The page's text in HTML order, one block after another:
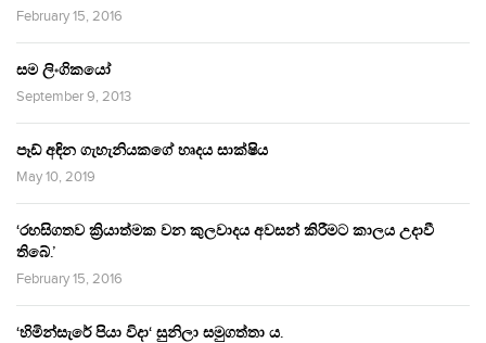
February 15, 2016
සම ලිංගිකයෝ
September 9, 2013
පෑඩ් අඳින ගැහැනියකගේ හෘදය සාක්ෂිය
May 10, 2019
‘රහසිගතව ක්‍රියාත්මක වන කුලවාදය අවසන් කිරීමට කාලය උදාවී
තිබේ.’
February 15, 2016
‘හිමින්සැරේ පියා විදා‘ සුනිලා සමුගත්තා ය.